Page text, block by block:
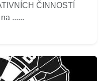
ČINNOSTÍ
......